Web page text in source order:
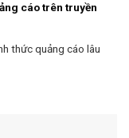
cáo trên truyền
thức quảng cáo lâu